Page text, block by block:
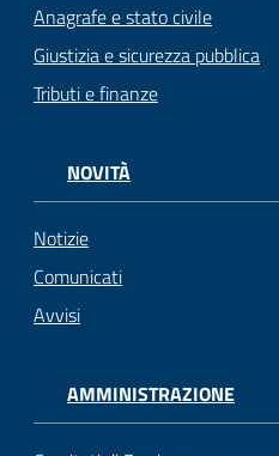
Anagrafe e stato civile
Giustizia e sicurezza pubblica
Tributi e finanze
NOVITÀ
Notizie
Comunicati
Avvisi
AMMINISTRAZIONE